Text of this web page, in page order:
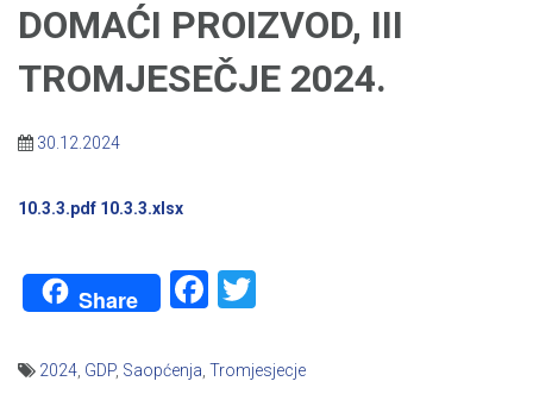
DOMAĆI PROIZVOD, III
TROMJESEČJE 2024.
30.12.2024
10.3.3.pdf 10.3.3.xlsx
Share Facebook
2024 GDP, Saopćenja Tromjesjecje